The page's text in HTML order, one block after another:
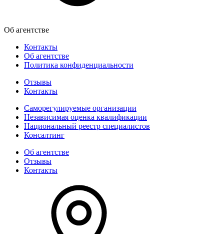
Об агентстве
Контакты
Об агентстве
Политика конфиденциальности
Отзывы
Контакты
Саморегулируемые организации
Независимая оценка квалификации
Национальный реестр специалистов
Консалтинг
Об агентстве
Отзывы
Контакты